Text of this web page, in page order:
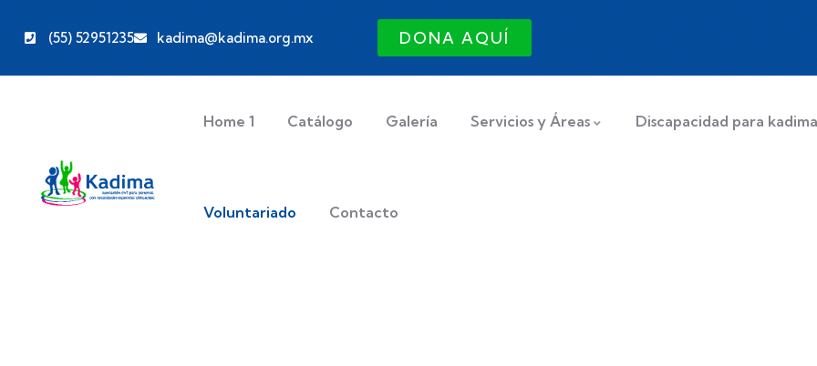
(55) 52951235 kadima@kadima.org.mx DONA AQUÍ
Home 1 Catálogo Galería Servicios y Áreas Discapacidad para
Voluntariado Contacto